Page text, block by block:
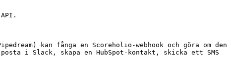
kan fånga en Scoreholio-webhook och göra om den
i Slack, skapa en HubSpot-kontakt, skicka ett SMS